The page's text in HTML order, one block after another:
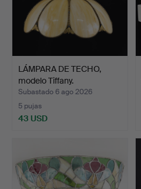
LÁMPARA DE TECHO,
modelo Tiffany.
Subastado 6 ago 2026
5 pujas
43 USD